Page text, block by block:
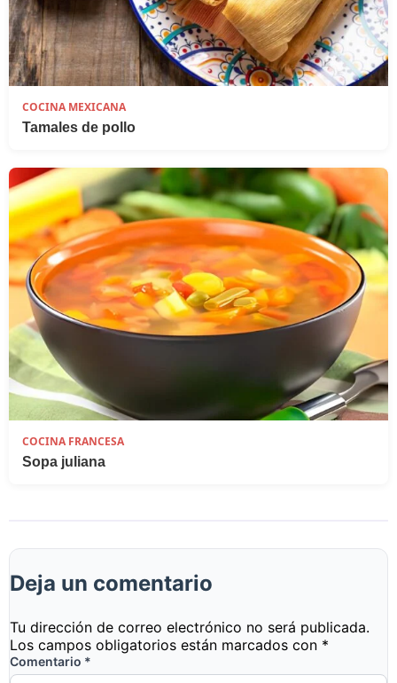
COCINA MEXICANA
Tamales de pollo
COCINA FRANCESA
Sopa juliana
Deja un comentario
Tu dirección de correo electrónico no será publicada.
Los campos obligatorios están marcados con *
Comentario *